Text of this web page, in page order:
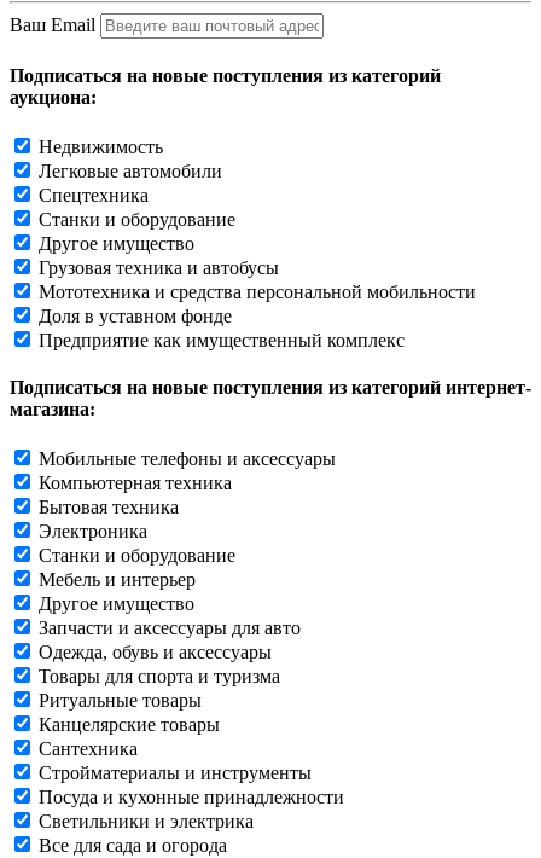
Ваш Email
Подписаться на новые поступления из категорий
аукциона:
Недвижимость
Легковые автомобили
Спецтехника
Станки и оборудование
Другое имущество
Грузовая техника и автобусы
Мототехника и средства персональной мобильности
Доля в уставном фонде
Предприятие как имущественный комплекс
Подписаться на новые поступления из категорий интернет-
магазина:
Мобильные телефоны и аксессуары
Компьютерная техника
Бытовая техника
Электроника
Станки и оборудование
Мебель и интерьер
Другое имущество
Запчасти и аксессуары для авто
Одежда, обувь и аксессуары
Товары для спорта и туризма
Ритуальные товары
Канцелярские товары
Сантехника
Стройматериалы и инструменты
Посуда и кухонные принадлежности
Светильники и электрика
Все для сада и огорода